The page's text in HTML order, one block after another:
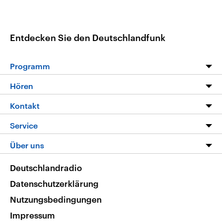
Entdecken Sie den Deutschlandfunk
Programm
Programm
Die Nachrichten
Nachrichtenleicht
Neue Beiträge auf dlf.de
Hören
Livestream
Podcasts
Deutschlandfunk App
Nachrichten App
Frequenzen
Kontakt
Hörerservice
Service
FAQ
Veranstaltungen
Musikliste
RSS
Über uns
Deutschlandradio
Datenschutzerklärung
Nutzungsbedingungen
Impressum